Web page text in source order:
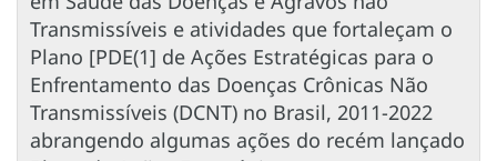
Transmissíveis e atividades que fortaleçam o
Plano [PDE(1] de Ações Estratégicas para o
Enfrentamento das Doenças Crônicas Não
Transmissíveis (DCNT) no Brasil, 2011-2022
abrangendo algumas ações do recém lançado